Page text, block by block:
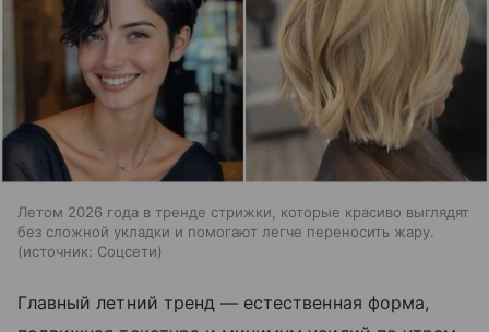
Летом 2026 года в тренде стрижки, которые красиво выглядят
без сложной укладки и помогают легче переносить жару.
источник: Соцсети
Главный летний тренд — естественная форма,